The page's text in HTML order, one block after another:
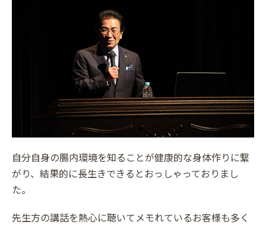
自分自身の腸内環境を知ることが健康的な身体作りに繋
がり、結果的に長生きできるとおっしゃっておりまし
た。
先生方の講話を熱心に聴いてメモれているお客様も多く